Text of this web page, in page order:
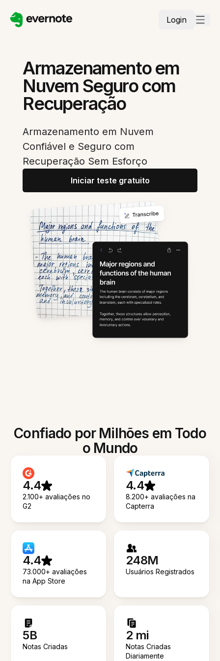
Login
Armazenamento em
Nuvem Seguro com
Recuperação
Armazenamento em Nuvem
Confiável e Seguro com
Recuperação Sem Esforço
Iniciar teste gratuito
Confiado por Milhões em Todo
o Mundo
4.4
2.100+ avaliações no
G2
4.4
8.200+ avaliações na
Capterra
4.4
73.000+ avaliações
na App Store
248M
Usuários Registrados
5B
Notas Criadas
2 mi
Notas Criadas
Diariamente